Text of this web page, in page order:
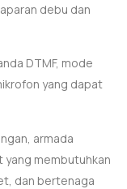
debu dan
DTMF, mode
yang dapat
armada
membutuhkan
dan bertenaga